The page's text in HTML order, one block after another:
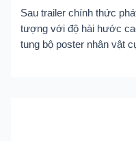
Sau trailer chính thức
tượng với độ hài hước
tung bộ poster nhân vật